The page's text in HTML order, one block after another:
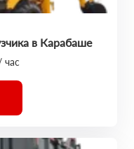
в Карабаше
час